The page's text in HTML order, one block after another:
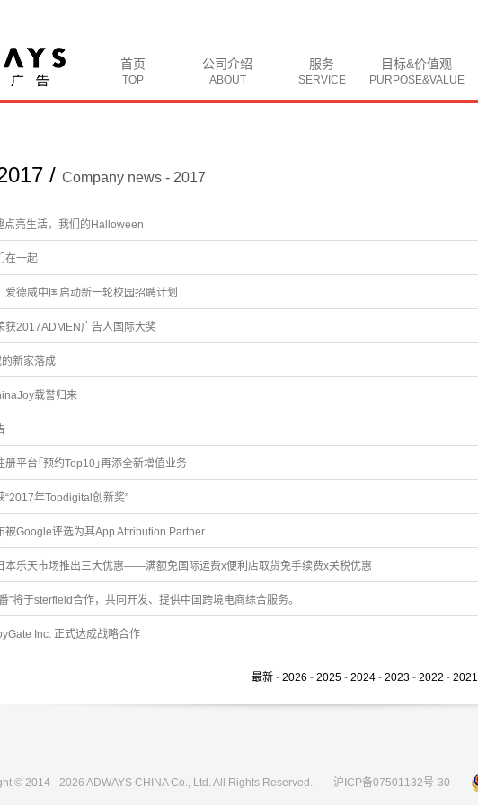
首页
TOP
公司介绍
ABOUT
服务
SERVICE
目标&价值观
PURPOSE&VALUE
/ Company news - 2017
点亮生活，我们的Halloween
在一起
爱德威中国启动新一轮校园招聘计划
获2017ADMEN广告人国际大奖
的新家落成
载誉归来
册平台｢预约Top10｣再添全新增值业务
“2017年Topdigital创新奖”
被Google评选为其App Attribution Partner
本乐天市场推出三大优惠——满额免国际运费x便利店取货免手续费x关税优惠
”将于sterfield合作，共同开发、提供中国跨境电商综合服务。
Inc. 正式达成战略合作
最新 - 2026 - 2025 - 2024 - 2023 - 2022 - 2021
© 2014 - 2026 ADWAYS CHINA Co., Ltd. All Rights Reserved. 沪ICP备07501132号-30